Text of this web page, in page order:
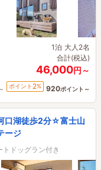
1泊 大人2名
合計(税込)
46,000円～
ポイント 2% 920ポイント～
口湖徒歩2分☆富士山
ージ
ドッグラン付き